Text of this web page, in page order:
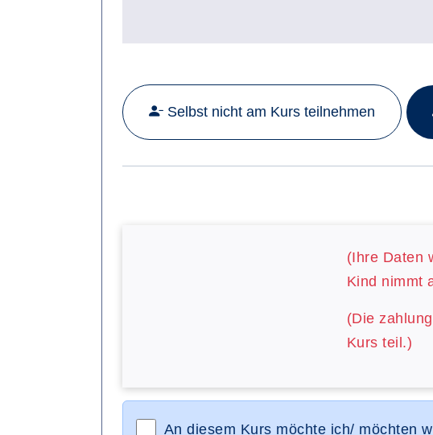
Mehr
Selbst nicht am Kurs teilnehmen
(Ihre Daten
Kind nimmt
(Die
Kurs teil.)
An diesem Kurs möchte ich/ möchten